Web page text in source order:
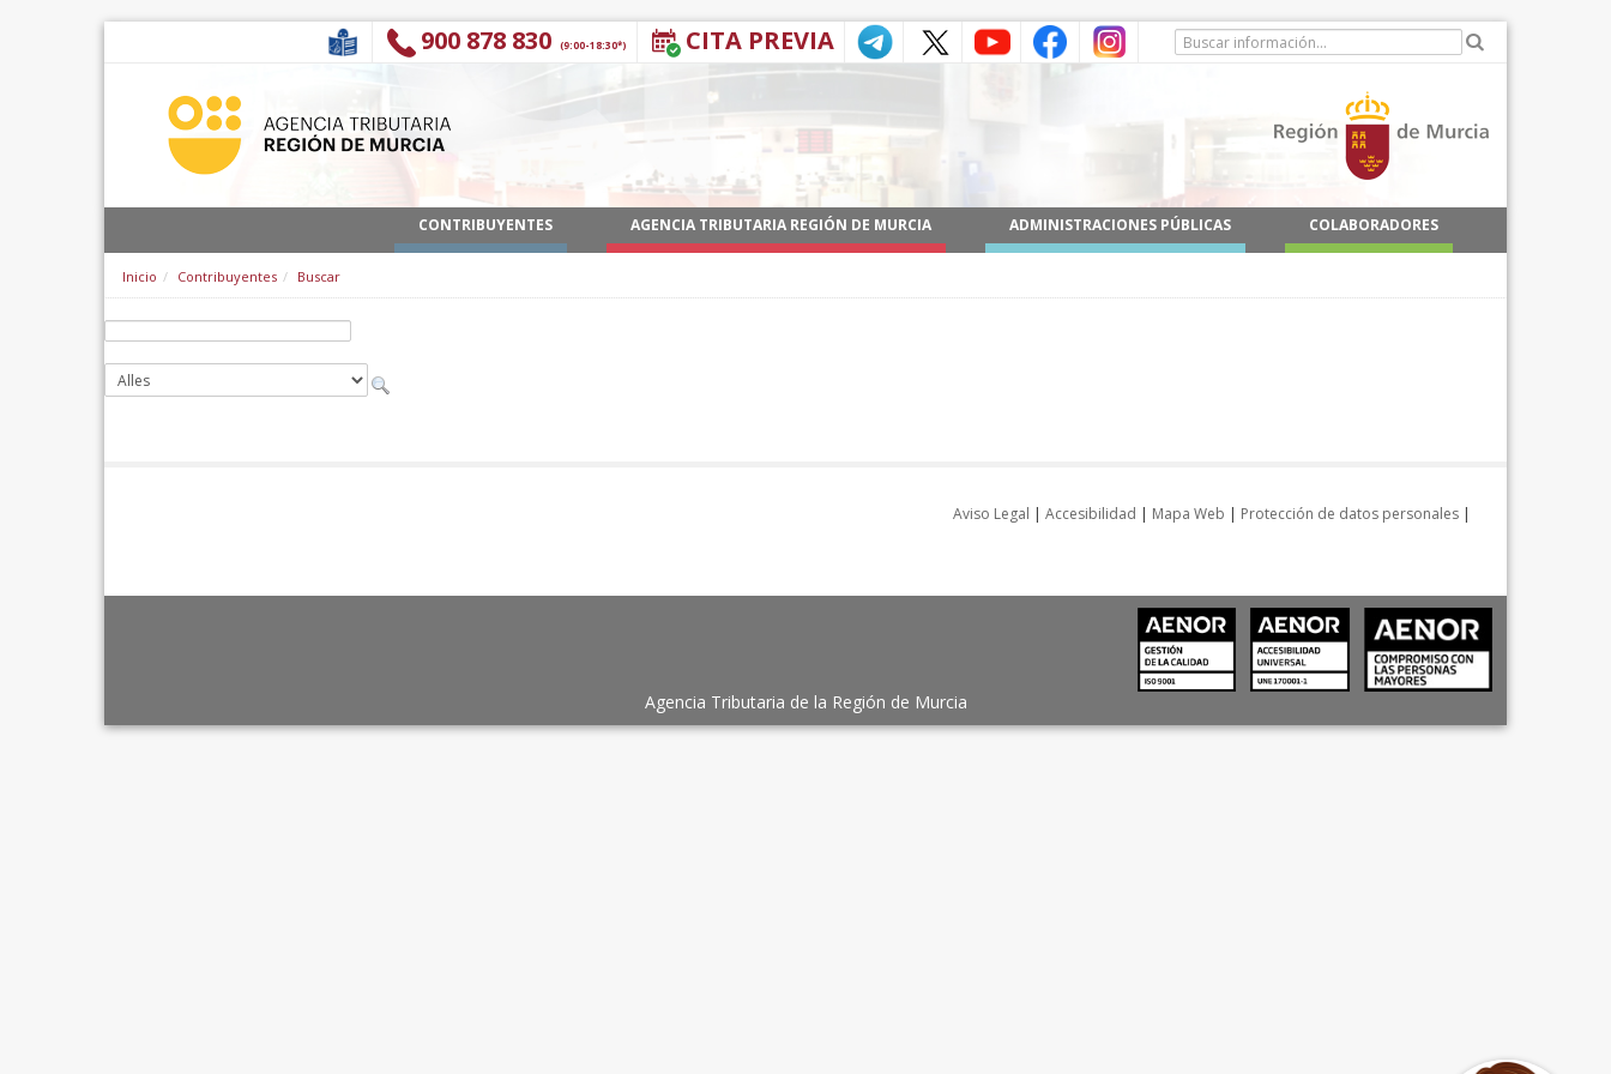
CITA PREVIA
900 878 830 (9:00-18:30*)
CONTRIBUYENTES AGENCIA TRIBUTARIA REGIÓN DE MURCIA ADMINISTRACIONES PÚBLICAS COLABORADORES
Inicio Contribuyentes Buscar
Aviso Legal | Accesibilidad | Mapa Web | Protección de datos personales |
Agencia Tributaria de la Región de Murcia